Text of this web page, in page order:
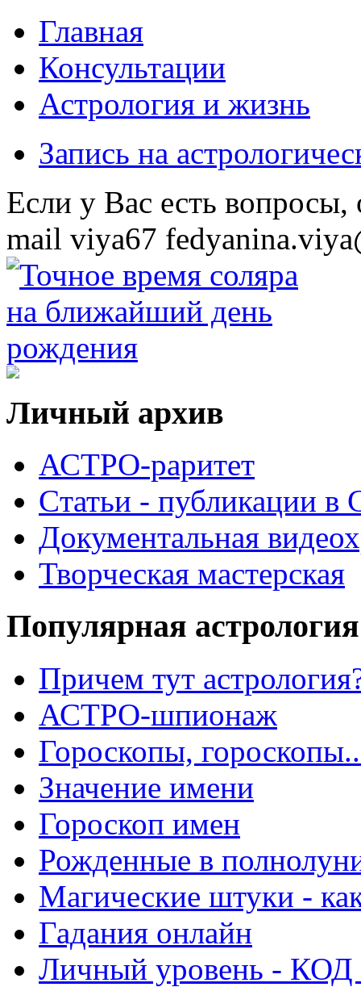
Главная
Консультации
Астрология и жизнь
Запись на
Eсли у Вас есть
mail viya67
Личный архив
АСТРО-раритет
Cтатьи - публикации
Документальная
Творческая мастерская
Популярная астрология
Причем тут
АСТРО-шпионаж
Гороскопы,
Значение имени
Гороскоп имен
Рожденные в
Магические штуки -
Гадания онлайн
Личный уровень - КОД